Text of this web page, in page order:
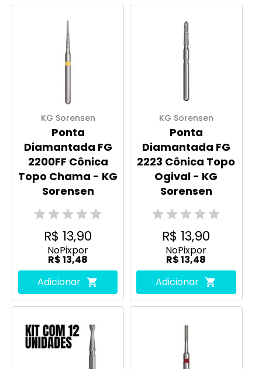
KG Sorensen
Ponta
Diamantada FG
2200FF Cônica
Topo Chama - KG
Sorensen
R$ 13,90
NoPixpor
R$ 13,48
Adicionar
KG Sorensen
Ponta
Diamantada FG
2223 Cônica Topo
Ogival - KG
Sorensen
R$ 13,90
NoPixpor
R$ 13,48
Adicionar